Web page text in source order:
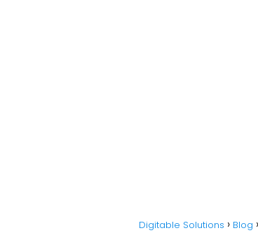
Digitable Solutions Blog